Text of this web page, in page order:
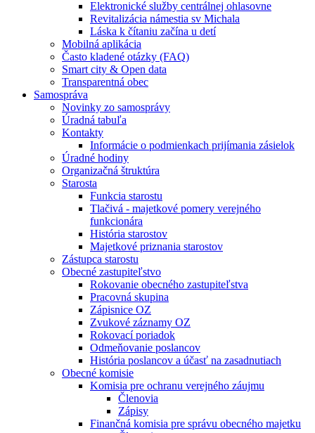
Elektronické služby centrálnej ohlasovne
Revitalizácia námestia sv Michala
Láska k čítaniu začína u detí
Mobilná aplikácia
Často kladené otázky (FAQ)
Smart city & Open data
Transparentná obec
Samospráva
Novinky zo samosprávy
Úradná tabuľa
Kontakty
Informácie o podmienkach prijímania zásielok
Úradné hodiny
Organizačná štruktúra
Starosta
Funkcia starostu
Tlačivá - majetkové pomery verejného
funkcionára
História starostov
Majetkové priznania starostov
Zástupca starostu
Obecné zastupiteľstvo
Rokovanie obecného zastupiteľstva
Pracovná skupina
Zápisnice OZ
Zvukové záznamy OZ
Rokovací poriadok
Odmeňovanie poslancov
História poslancov a účasť na zasadnutiach
Obecné komisie
Komisia pre ochranu verejného záujmu
Členovia
Zápisy
Finančná komisia pre správu obecného majetku